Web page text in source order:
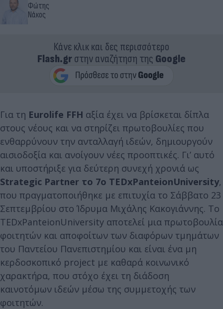
Φώτης
Νάκος
Κάνε κλικ και δες περισσότερο
Flash.grστην αναζήτηση της Google
Για τη Eurolife FFH αξία έχει να βρίσκεται δίπλα
στους νέους και να στηρίζει πρωτοβουλίες που
ενθαρρύνουν την ανταλλαγή ιδεών, δημιουργούν
αισιοδοξία και ανοίγουν νέες προοπτικές. Γι’ αυτό
και υποστήριξε για δεύτερη συνεχή χρονιά ως
Strategic Partner το 7ο TEDxPanteionUniversity,
που πραγματοποιήθηκε με επιτυχία το Σάββατο 23
Σεπτεμβρίου στο Ίδρυμα Μιχάλης Κακογιάννης. Το
TEDxPanteionUniversity αποτελεί μια πρωτοβουλία
φοιτητών και αποφοίτων των διαφόρων τμημάτων
του Παντείου Πανεπιστημίου και είναι ένα μη
κερδοσκοπικό project με καθαρά κοινωνικό
χαρακτήρα, που στόχο έχει τη διάδοση
καινοτόμων ιδεών μέσω της συμμετοχής των
φοιτητών.